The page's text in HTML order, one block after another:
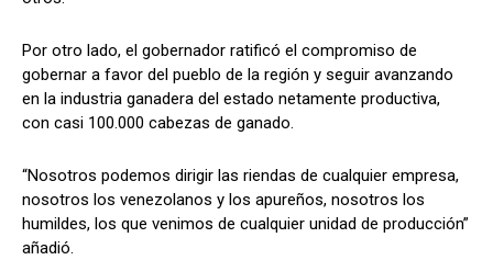
Por otro lado, el gobernador ratificó el compromiso de
gobernar a favor del pueblo de la región y seguir avanzando
en la industria ganadera del estado netamente productiva,
con casi 100.000 cabezas de ganado.
“Nosotros podemos dirigir las riendas de cualquier empresa,
nosotros los venezolanos y los apureños, nosotros los
humildes, los que venimos de cualquier unidad de producción”
añadió.